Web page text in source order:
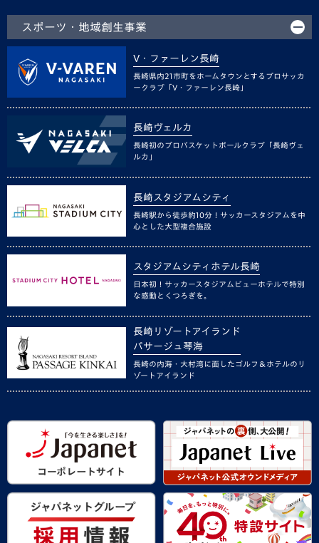
スポーツ・地域創生事業
V・ファーレン長崎
長崎県内21市町をホームタウンとするプロサッカ
ークラブ「V・ファーレン長崎」
長崎ヴェルカ
長崎初のプロバスケットボールクラブ「長崎ヴェ
ルカ」
長崎スタジアムシティ
長崎駅から徒歩約10分！サッカースタジアムを中
心とした大型複合施設
スタジアムシティホテル長崎
日本初！サッカースタジアムビューホテルで特別
な感動とくつろぎを。
長崎リゾートアイランド
パサージュ琴海
長崎の内海・大村湾に面したゴルフ＆ホテルのリ
ゾートアイランド